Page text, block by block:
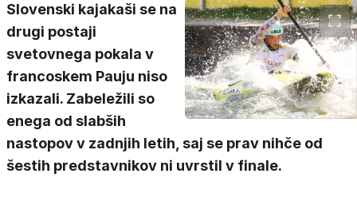
Slovenski kajakaši se na
drugi postaji
svetovnega pokala v
francoskem Pauju niso
izkazali. Zabeležili so
enega od slabših
nastopov v zadnjih letih, saj se prav nihče od
šestih predstavnikov ni uvrstil v finale.